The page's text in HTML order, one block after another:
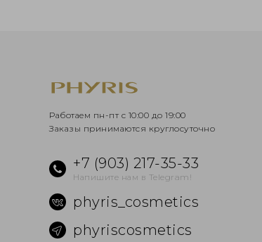
Работаем пн-пт с 10:00 до 19:00
Заказы принимаются круглосуточно
+7 (903) 217-35-33
Напишите нам в Telegram!
phyris_cosmetics
phyriscosmetics